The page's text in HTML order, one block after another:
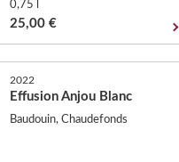
0,75 l
25,00 €
2022
Effusion Anjou Blanc
Baudouin, Chaudefonds